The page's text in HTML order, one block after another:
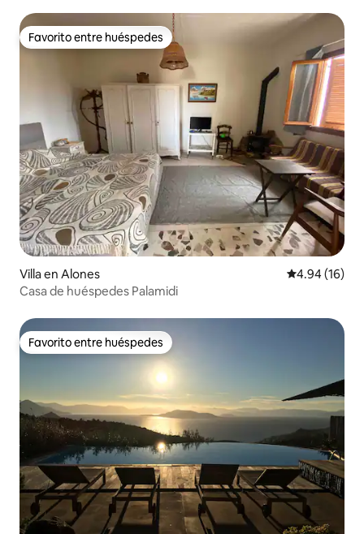
Favorito entre huéspedes
Favorito entre huéspedes
Villa en Alones Calificación
4.94 (16)
Casa de huéspedes Palamidi
Favorito entre huéspedes
Favorito entre huéspedes